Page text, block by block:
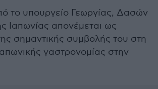
το υπουργείο Γεωργίας, Δασών
Ιαπωνίας απονέμεται ως
σημαντικής συμβολής του στη
γαστρονομίας στην